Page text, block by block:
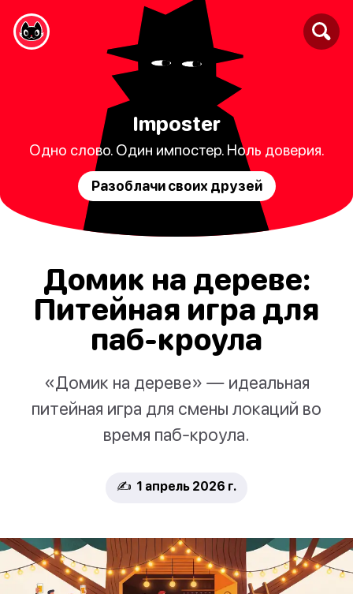
Imposter
Одно слово. Один импостер. Ноль доверия.
Разоблачи своих друзей
Домик на дереве:
Питейная игра для
паб-кроула
«Домик на дереве» — идеальная
питейная игра для смены локаций во
время паб-кроула.
✍️ 1 апрель 2026 г.